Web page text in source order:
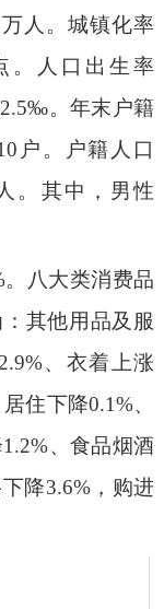
人。城镇化率
。人口出生率
。年末户籍
户。户籍人口
。其中，男性
八大类消费品
其他用品及服
、衣着上涨
住下降0.1%、
、食品烟酒
降3.6%，购进